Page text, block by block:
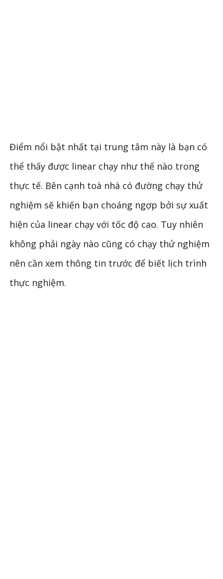
Điểm nổi bật nhất tại trung tâm này là bạn có
thể thấy được linear chạy như thế nào trong
thực tế. Bên cạnh toà nhà có đường chạy thử
nghiệm sẽ khiến bạn choáng ngợp bởi sự xuất
hiện của linear chạy với tốc độ cao. Tuy nhiên
không phải ngày nào cũng có chạy thử nghiệm
nên cần xem thông tin trước để biết lịch trình
thực nghiệm.